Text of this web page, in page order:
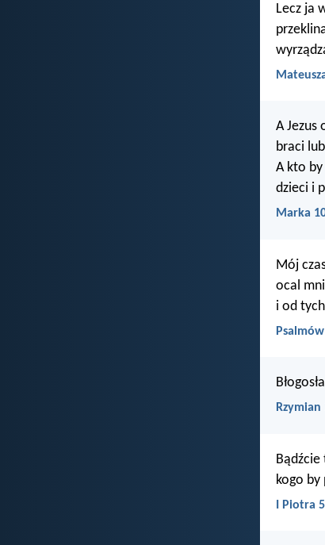
Lecz ja
A Jezus
braci
A kto
dzieci i
Marka
Mój
ocal
i od
Rzymian
kogo by
I Piotra